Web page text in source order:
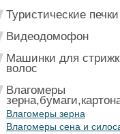
Туристические печки
Видеодомофон
Машинки для
волос
Влагомеры
Влагомеры зерна
Влагомеры сена и